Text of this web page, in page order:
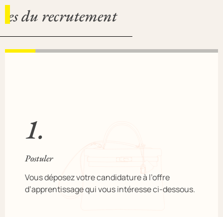
du recrutement
1.
Postuler
Vous déposez votre candidature à l’offre
d’apprentissage qui vous intéresse ci-dessous.